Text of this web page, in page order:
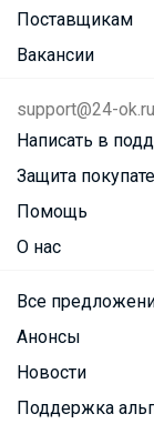
Поставщикам
Вакансии
support@24-ok.ru
Написать в
Защита
Помощь
О нас
Все
Анонсы
Новости
Поддержка